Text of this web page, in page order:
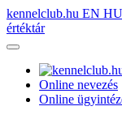
kennelclub.hu EN HU
értéktár
Online nevezés
Online